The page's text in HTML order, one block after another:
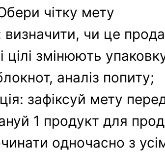
чітку мету
чи це
цілі змінюють
аналіз попиту;
зафіксуй мету
1 продукт для
одночасно з